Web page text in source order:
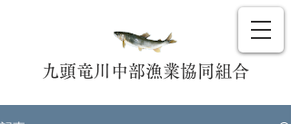
九頭竜川中部漁業協同組合